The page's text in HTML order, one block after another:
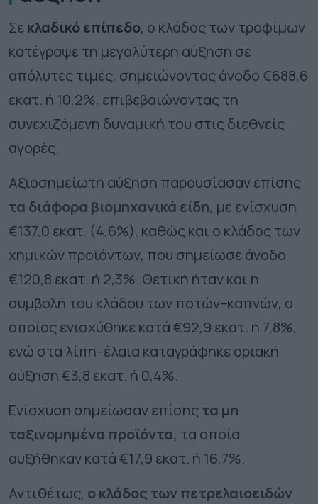
Σεκλαδικό επίπεδο, ο κλάδος των τροφίμων
κατέγραψε τη μεγαλύτερη αύξηση σε
απόλυτες τιμές, σημειώνοντας άνοδο €688,6
εκατ. ή 10,2%, επιβεβαιώνοντας τη
συνεχιζόμενη δυναμική του στις διεθνείς
αγορές.
Αξιοσημείωτη αύξηση παρουσίασαν επίσης
τα διάφορα βιομηχανικά είδη, με ενίσχυση
€137,0 εκατ. (4,6%), καθώς και ο κλάδος των
χημικών προϊόντων, που σημείωσε άνοδο
€120,8 εκατ. ή 2,3%. Θετική ήταν και η
συμβολή του κλάδου των ποτών–καπνών, ο
οποίος ενισχύθηκε κατά €92,9 εκατ. ή 7,8%,
ενώ στα λίπη–έλαια καταγράφηκε οριακή
αύξηση €3,8 εκατ. ή 0,4%.
Ενίσχυση σημείωσαν επίσηςτα μη
ταξινομημένα προϊόντα, τα οποία
αυξήθηκαν κατά €17,9 εκατ. ή 16,7%.
Αντιθέτως, ο κλάδος των πετρελαιοειδών